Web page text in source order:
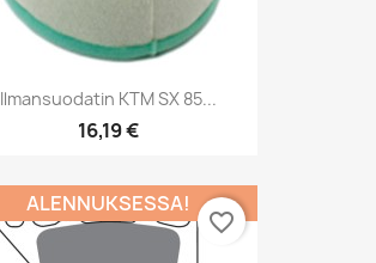
Ilmansuodatin KTM SX 85...
16,19 €
ALENNUKSESSA!
favorite_border